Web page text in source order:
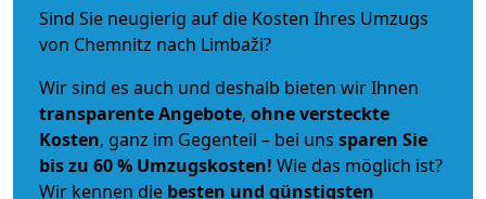
Sind Sie neugierig auf die Kosten Ihres Umzugs
von Chemnitz nach Limbaži?
Wir sind es auch und deshalb bieten wir Ihnen
transparente Angebote, ohne versteckte
Kosten, ganz im Gegenteil – bei uns sparen Sie
bis zu 60 % Umzugskosten! Wie das möglich ist?
Wir kennen die besten und günstigsten